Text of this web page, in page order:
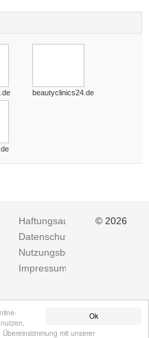
Ok
mit unserer
beautyclinics24.de
Haftungsausschluss
Datenschutz
Nutzungsbedingungen
Impressum
© 2026